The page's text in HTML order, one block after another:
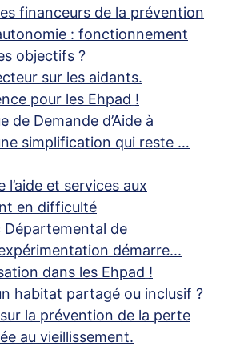
financeurs de la prévention
: fonctionnement
objectifs ?
sur les aidants.
pour les Ehpad !
de Demande d’Aide à
simplification qui reste …
l’aide et services aux
en difficulté
Départemental de
démarre...
dans les Ehpad !
habitat partagé ou inclusif ?
sur la prévention de la perte
au vieillissement.